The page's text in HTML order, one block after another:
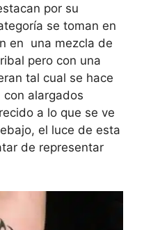
por su
se toman en
en una mezcla de
pero con una
tal cual se hace
alargados
a lo que se ve
el luce de esta
de representar